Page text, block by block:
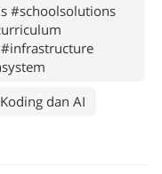
#schoolsolutions
Koding dan AI